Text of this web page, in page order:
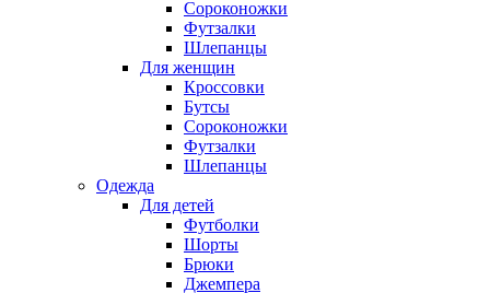
Сороконожки
Футзалки
Шлепанцы
Для женщин
Кроссовки
Бутсы
Сороконожки
Футзалки
Шлепанцы
Одежда
Для детей
Футболки
Шорты
Брюки
Джемпера